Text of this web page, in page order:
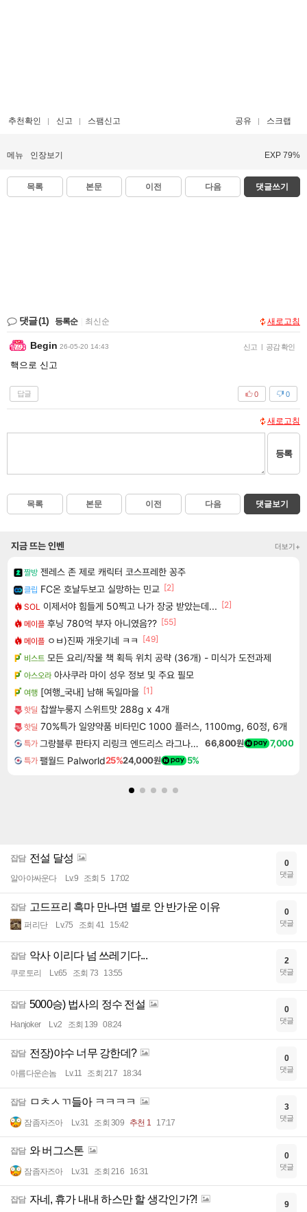
추천확인 신고 스팸신고 공유 스크랩
메뉴 인장보기 EXP 79%
목록 본문 이전 다음 댓글쓰기
댓글(1) 등록순 최신순 새로고침
Begin 26-05-20 14:43 신고 | 공감 확인
핵으로 신고
답글 0
0
새로고침
등록
목록 본문 이전 다음 댓글보기
지금 뜨는 인벤 더보기+
짤방 젠레스 존 제로 캐릭터 코스프레한 꽁주
클립 FC온 호날두보고 실망하는 민교 [2]
SOL 이제서야 힘들게 50찍고 나가 장궁 받았는데... [2]
메이플 후닝 780억 부자 아니였음?? [55]
메이플 ㅇㅂ)진짜 개웃기네 ㅋㅋ
[49]
비스트 모든 요리/작물 책 획득 위치 공략 (36개) - 미식가 도전과제
아스오라 아사쿠라 마이 성우 정보 및 주요 필모
여행 [여행_국내] 남해 독일마을 [1]
핫딜 찹쌀누룽지 스위트맛 288g x 4개
핫딜 70%특가 일양약품 비타민C 1000 플러스, 1100mg, 60정, 6개
특가 그랑블루 판타지 리링크 엔드리스 라그나로크 Granblue Fantasy Relink Endless Ragnarok 66,800원 7,000
특가 팰월드 Palworld25%24,000원 5%
잡담 전설 달성
알아야싸운다 Lv.9 조회 5 17:02
0
댓글
잡담 고드프리 흑마 만나면 별로 안 반가운 이유
퍼리단 Lv.75 조회 41 15:42
0
댓글
잡담 악사 이리다 넘 쓰레기다...
쿠로토리 Lv.65 조회 73 13:55
2
댓글
잡담 5000승) 법사의 정수 전설
Hanjoker Lv.2 조회 139 08:24
0
댓글
잡담 전장)야수 너무 강한데?
아름다운손놈 Lv.11 조회 217 18:34
0
댓글
잡담 ㅁㅊㅅㄲ들아 ㅋㅋㅋㅋ
잠좀자즈아 Lv.31 조회 309 추천 1 17:17
3
댓글
잡담 와 버그스톤
잠좀자즈아 Lv.31 조회 216 16:31
0
댓글
잡담 자네, 휴가 내내 하스만 할 생각인가?! 9